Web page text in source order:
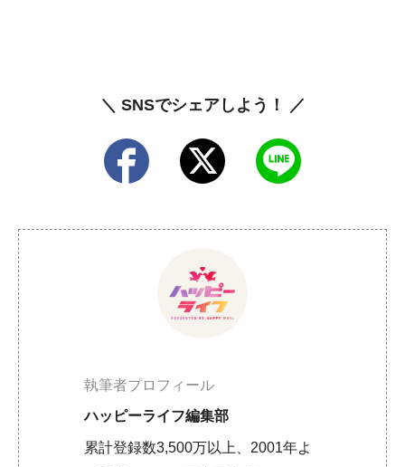
＼ SNSでシェアしよう！ ／
執筆者プロフィール
ハッピーライフ編集部
累計登録数3,500万以上、2001年よ